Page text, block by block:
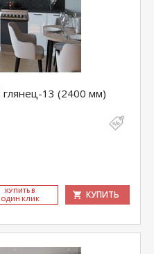
13 (2400 мм)
КУ­ПИТЬ В
ОДИН КЛИК
КУПИТЬ